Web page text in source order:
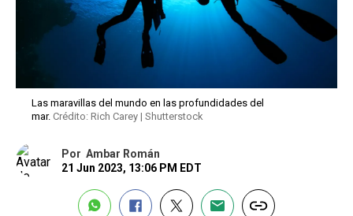
Las maravillas del mundo en las profundidades del
mar. Crédito: Rich Carey | Shutterstock
Por Ambar Román
21 Jun 2023, 13:06 PM EDT